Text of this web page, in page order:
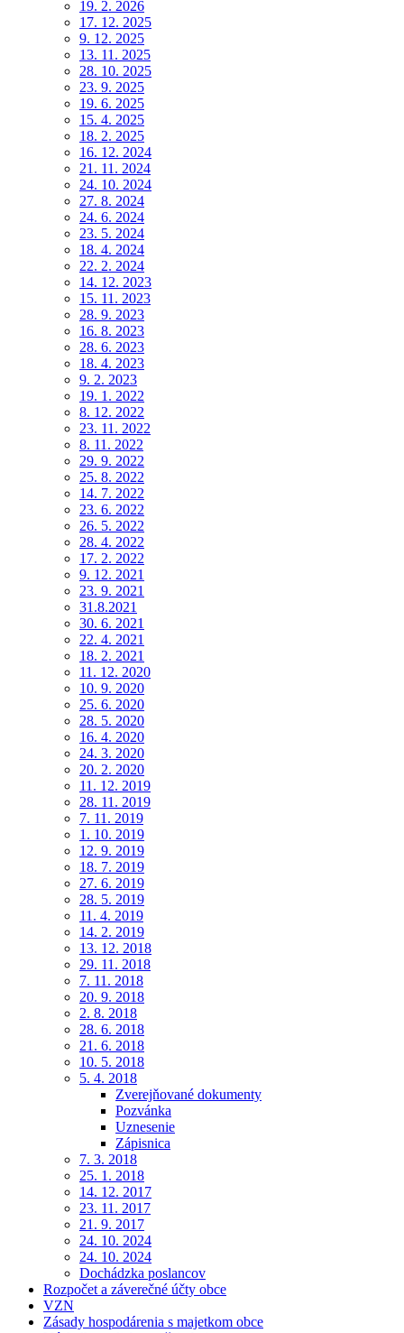
19. 2. 2026
17. 12. 2025
9. 12. 2025
13. 11. 2025
28. 10. 2025
23. 9. 2025
19. 6. 2025
15. 4. 2025
18. 2. 2025
16. 12. 2024
21. 11. 2024
24. 10. 2024
27. 8. 2024
24. 6. 2024
23. 5. 2024
18. 4. 2024
22. 2. 2024
14. 12. 2023
15. 11. 2023
28. 9. 2023
16. 8. 2023
28. 6. 2023
18. 4. 2023
9. 2. 2023
19. 1. 2022
8. 12. 2022
23. 11. 2022
8. 11. 2022
29. 9. 2022
25. 8. 2022
14. 7. 2022
23. 6. 2022
26. 5. 2022
28. 4. 2022
17. 2. 2022
9. 12. 2021
23. 9. 2021
31.8.2021
30. 6. 2021
22. 4. 2021
18. 2. 2021
11. 12. 2020
10. 9. 2020
25. 6. 2020
28. 5. 2020
16. 4. 2020
24. 3. 2020
20. 2. 2020
11. 12. 2019
28. 11. 2019
7. 11. 2019
1. 10. 2019
12. 9. 2019
18. 7. 2019
27. 6. 2019
28. 5. 2019
11. 4. 2019
14. 2. 2019
13. 12. 2018
29. 11. 2018
7. 11. 2018
20. 9. 2018
2. 8. 2018
28. 6. 2018
21. 6. 2018
10. 5. 2018
5. 4. 2018
Zverejňované dokumenty
Pozvánka
Uznesenie
Zápisnica
7. 3. 2018
25. 1. 2018
14. 12. 2017
23. 11. 2017
21. 9. 2017
24. 10. 2024
24. 10. 2024
Dochádzka poslancov
Rozpočet a záverečné účty obce
VZN
Zásady hospodárenia s majetkom obce